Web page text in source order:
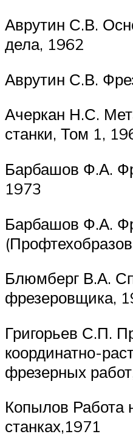
Аврутин С.В.
дела, 1962
Аврутин С.В.
Ачеркан Н.С.
станки, Том 1,
Барбашов Ф.А.
1973
Барбашов Ф.А.
Блюмберг В.А.
фрезеровщика,
Григорьев С.П.
координатно-
фрезерных
Копылов Работа
станках,1971